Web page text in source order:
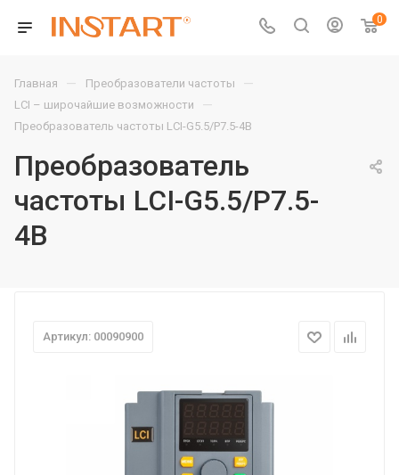
0
Главная — Преобразователи частоты —
LCI – широчайшие возможности —
Преобразователь частоты LCI-G5.5/P7.5-4B
Преобразователь
частоты LCI-G5.5/P7.5-
4B
Артикул: 00090900